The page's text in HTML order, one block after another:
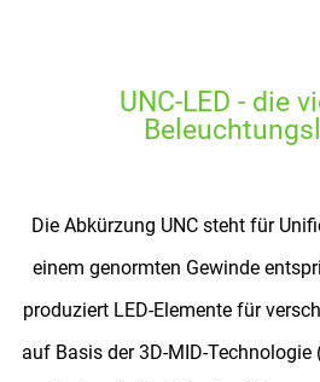
UNC-LED - die
Die Abkürzung UNC steht für
einem genormten Gewinde
produziert LED-Elemente für
auf Basis der 3D-MID-